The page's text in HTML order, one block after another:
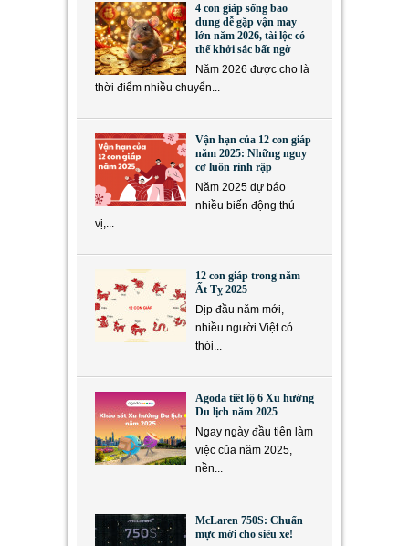
4 con giáp sống bao
dung dễ gặp vận may
lớn năm 2026, tài lộc có
thể khởi sắc bất ngờ
Năm 2026 được cho là
thời điểm nhiều chuyển...
Vận hạn của 12 con giáp
năm 2025: Những nguy
cơ luôn rình rập
Năm 2025 dự báo
nhiều biến động thú
vị,...
12 con giáp trong năm
Ất Tỵ 2025
Dịp đầu năm mới,
nhiều người Việt có
thói...
Agoda tiết lộ 6 Xu hướng
Du lịch năm 2025
Ngay ngày đầu tiên làm
việc của năm 2025,
nền...
McLaren 750S: Chuẩn
mực mới cho siêu xe!